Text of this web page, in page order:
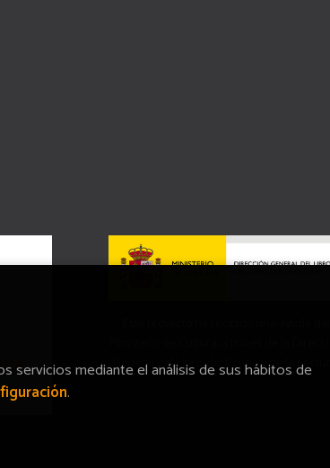
General del Libro, del Cómic y de la Lectura.
servicios mediante el análisis de sus hábitos de
.